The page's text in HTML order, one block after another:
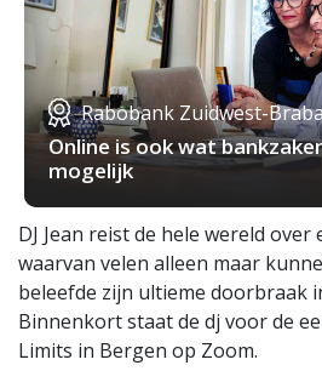
Rabobank Zuidwest-
Online is ook wat
mogelijk
DJ Jean reist de hele wereld
waarvan velen alleen maar
beleefde zijn ultieme doorbraak
Binnenkort staat de dj voor de
Limits in Bergen op Zoom.